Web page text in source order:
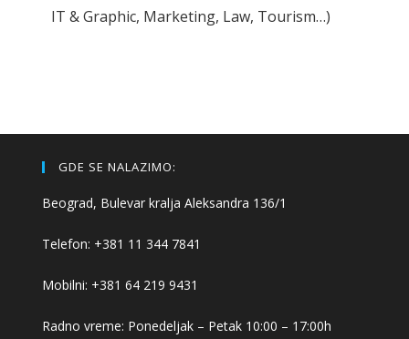
IT & Graphic, Marketing, Law, Tourism…)
GDE SE NALAZIMO:
Beograd, Bulevar kralja Aleksandra 136/1
Telefon: +381 11 344 7841
Mobilni: +381 64 219 9431
Radno vreme: Ponedeljak – Petak 10:00 – 17:00h